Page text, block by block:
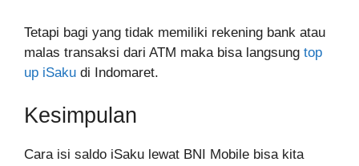
Tetapi bagi yang tidak memiliki rekening bank atau
malas transaksi dari ATM maka bisa langsung top
up iSaku di Indomaret.
Kesimpulan
Cara isi saldo iSaku lewat BNI Mobile bisa kita